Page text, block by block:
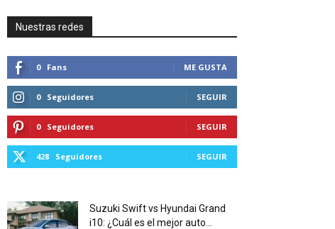
Nuestras redes
0 Fans ME GUSTA
0 Seguidores SEGUIR
0 Seguidores SEGUIR
428 Seguidores SEGUIR
Suzuki Swift vs Hyundai Grand
i10: ¿Cuál es el mejor auto...